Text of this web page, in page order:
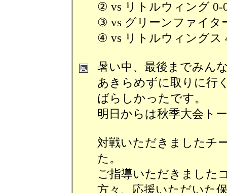
② vs リトルウィング
③ vs グリーンファイタ
④ vs リトルウィングス
暑い中、最後までみん
あきらめずに取りに行
ばらしかったです。
明日からは秋季大会ト
対戦いただきましたチ
た。
ご指導いただきました
方々、応援いただいた